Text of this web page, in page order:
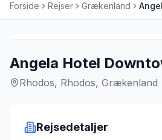
Forside Rejser Grækenland
Angela Hotel
Rhodos, Rhodos, Grækenland
Rejsedetaljer